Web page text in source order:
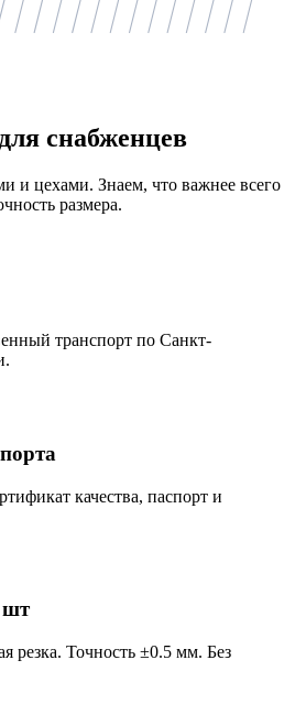
снабженцев
и цехами. Знаем, что важнее всего
размера.
транспорт по Санкт-
качества, паспорт и
шт
резка. Точность ±0.5 мм. Без